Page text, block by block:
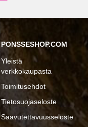
PONSSESHOP.COM
Yleistä
verkkokaupasta
Toimitusehdot
Tietosuojaseloste
Saavutettavuusseloste